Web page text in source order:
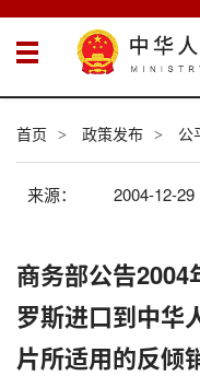
首页 > 政策发布 > 公
来源： 2004-12-29
商务部公告
罗斯进口到中华
片所适用的反倾